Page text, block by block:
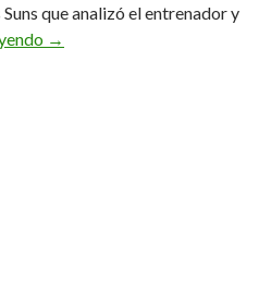
que analizó el entrenador y
Barrida con argumentos
→